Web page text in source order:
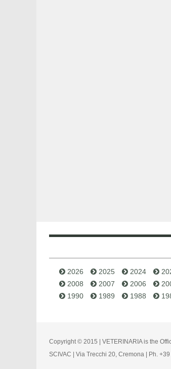
2026 2025 2024
2008
2007 2006
1990
1989 1988
Copyright © 2015 | VETERINARIA is the
SCIVAC | Via Trecchi 20, Cremona | Ph.